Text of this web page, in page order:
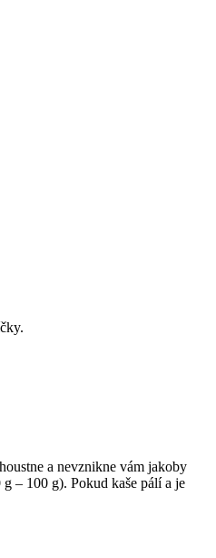
a nevznikne vám jakoby
– 100 g). Pokud kaše pálí a je